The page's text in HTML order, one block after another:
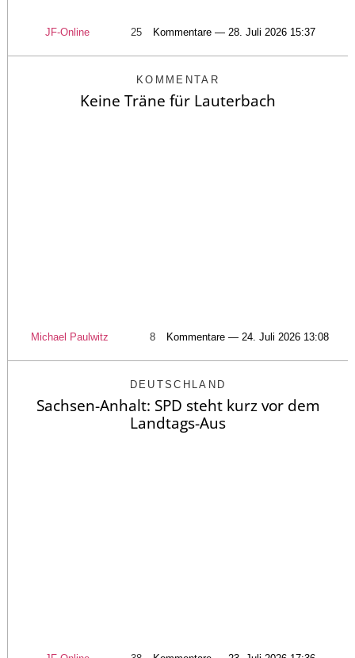
JF-Online 25 Kommentare — 28. Juli 2026 15:37
KOMMENTAR
Keine Träne für Lauterbach
Michael Paulwitz 8 Kommentare — 24. Juli 2026 13:08
DEUTSCHLAND
Sachsen-Anhalt: SPD steht kurz vor dem
Landtags-Aus